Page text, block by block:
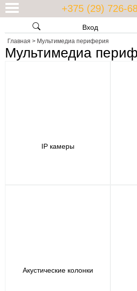
+375 (29) 726-
Вход
Главная > Мультимедиа периферия
Мультимедиа
IP камеры
Акустические колонки